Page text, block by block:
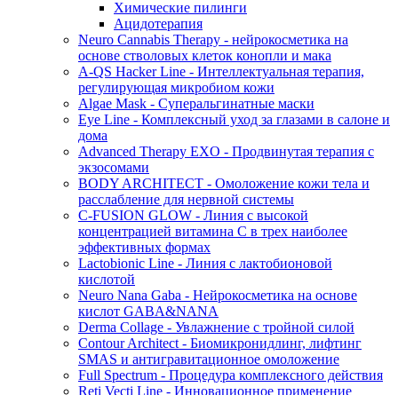
Химические пилинги
Ацидотерапия
Neuro Cannabis Therapy - нейрокосметика на
основе стволовых клеток конопли и мака
A-QS Hacker Line - Интеллектуальная терапия,
регулирующая микробиом кожи
Algae Mask - Суперальгинатные маски
Eye Line - Комплексный уход за глазами в салоне и
дома
Advanced Therapy EXO - Продвинутая терапия с
экзосомами
BODY ARCHITECT - Омоложение кожи тела и
расслабление для нервной системы
C-FUSION GLOW - Линия с высокой
концентрацией витамина C в трех наиболее
эффективных формах
Lactobionic Line - Линия с лактобионовой
кислотой
Neuro Nana Gaba - Нейрокосметика на основе
кислот GABA&NANA
Derma Collage - Увлажнение с тройной силой
Contour Architect - Биомикронидлинг, лифтинг
SMAS и антигравитационное омоложение
Full Spectrum - Процедура комплексного действия
Reti Vecti Line - Инновационное применение